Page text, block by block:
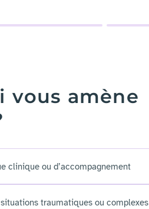
vous amène
clinique ou d’accompagnement
traumatiques ou complexes